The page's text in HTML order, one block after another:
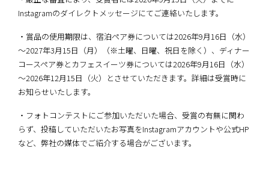
Instagramのダイレクトメッセージにてご連絡いたします。
・賞品の使用期限は、宿泊ペア券については2026年9月16日（水）
～2027年3月15日（月）（※土曜、日曜、祝日を除く）、ディナー
コースペア券とカフェスイーツ券については2026年9月16日（水）
～2026年12月15日（火）とさせていただきます。詳細は受賞時に
お知らせいたします。
・フォトコンテストにご参加いただいた場合、受賞の有無に関わ
らず、投稿していただいたお写真をInstagramアカウントや公式HP
など、弊社の媒体でご紹介する場合がございます。